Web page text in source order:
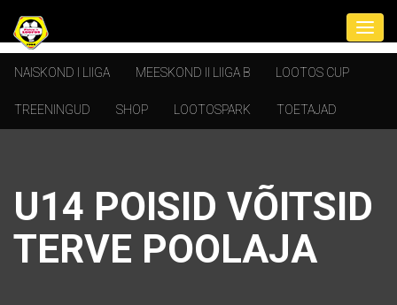
NAISKOND I LIIGA MEESKOND II LIIGA B LOOTOS CUP
TREENINGUD SHOP LOOTOSPARK TOETAJAD
U14 POISID VÕITSID
TERVE POOLAJA